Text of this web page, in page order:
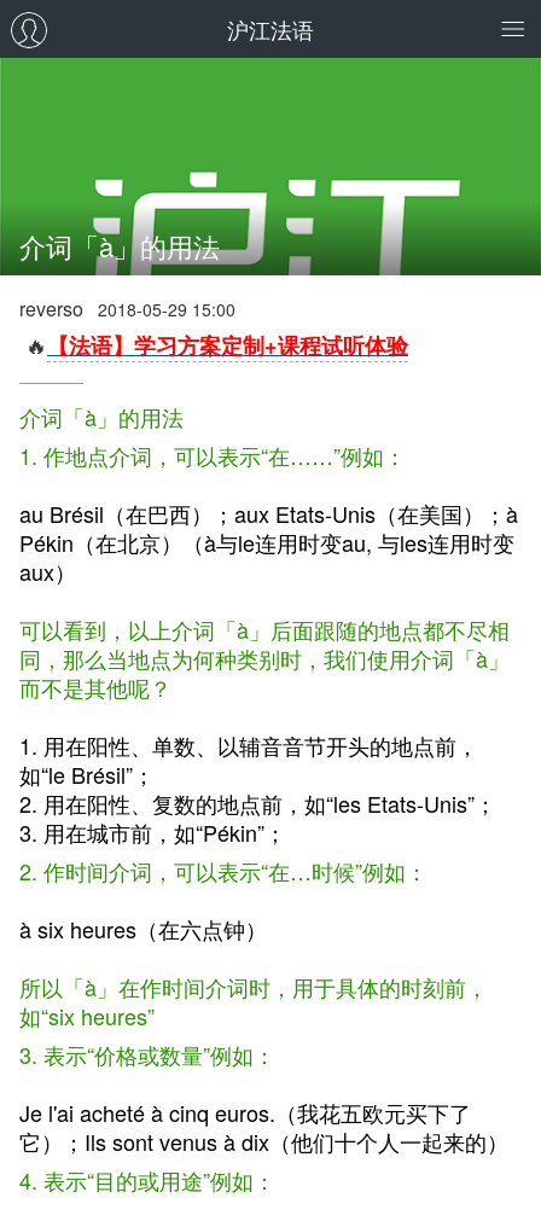
沪江法语
介词「à」的用法
reverso 2018-05-29 15:00
🔥 【法语】学习方案定制+课程试听体验
介词「à」的用法
1. 作地点介词，可以表示“在……”例如：
au Brésil（在巴西）；aux Etats-Unis（在美国）；à
Pékin（在北京）（à与le连用时变au, 与les连用时变
aux）
可以看到，以上介词「à」后面跟随的地点都不尽相
同，那么当地点为何种类别时，我们使用介词「à」
而不是其他呢？
1. 用在阳性、单数、以辅音音节开头的地点前，
如“le Brésil”；
2. 用在阳性、复数的地点前，如“les Etats-Unis”；
3. 用在城市前，如“Pékin”；
2. 作时间介词，可以表示“在…时候”例如：
à six heures（在六点钟）
所以「à」在作时间介词时，用于具体的时刻前，
如“six heures”
3. 表示“价格或数量”例如：
Je l'ai acheté à cinq euros.（我花五欧元买下了
它）；Ils sont venus à dix（他们十个人一起来的）
4. 表示“目的或用途”例如：